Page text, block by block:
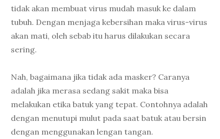
tidak akan membuat virus mudah masuk ke dalam
tubuh. Dengan menjaga kebersihan maka virus-virus
akan mati, oleh sebab itu harus dilakukan secara
sering.
Nah, bagaimana jika tidak ada masker? Caranya
adalah jika merasa sedang sakit maka bisa
melakukan etika batuk yang tepat. Contohnya adalah
dengan menutupi mulut pada saat batuk atau bersin
dengan menggunakan lengan tangan.